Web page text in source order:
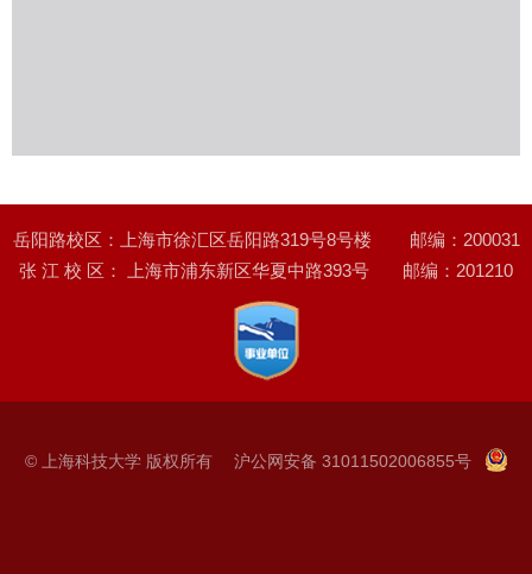
岳阳路校区：上海市徐汇区岳阳路319号8号楼 邮编：200031
张 江 校 区： 上海市浦东新区华夏中路393号 邮编：201210
© 上海科技大学 版权所有 沪公网安备 31011502006855号